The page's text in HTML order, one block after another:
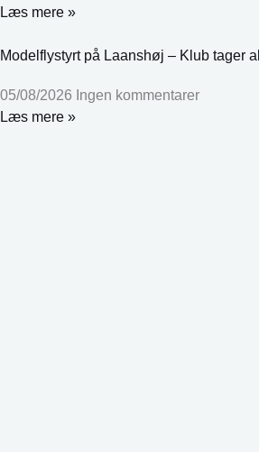
Læs mere »
Modelflystyrt på Laanshøj – Klub tager
05/08/2026 Ingen kommentarer
Læs mere »